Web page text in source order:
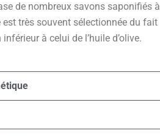
de nombreux savons saponifiés à
est très souvent sélectionnée du fait
à celui de l’huile d’olive.